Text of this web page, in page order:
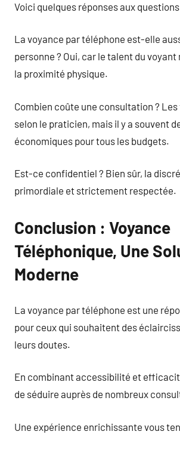
Voici quelques réponses aux
La voyance par téléphone est-elle
personne ? Oui, car le talent du voyant
la proximité physique.
Combien coûte une consultation ?
selon le praticien, mais il y a souvent
économiques pour tous les budgets.
Est-ce confidentiel ? Bien sûr, la
primordiale et strictement respectée.
Conclusion : Voyance
Téléphonique, Une
Moderne
La voyance par téléphone est une
pour ceux qui souhaitent des
leurs doutes.
En combinant accessibilité et
de séduire auprès de nombreux
Une expérience enrichissante vous